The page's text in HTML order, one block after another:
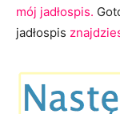
mój jadłospis.
jadłospis